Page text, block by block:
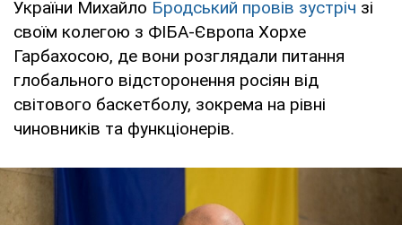
України Михайло Бродський провів зустріч зі
своїм колегою з ФІБА-Європа Хорхе
Гарбахосою, де вони розглядали питання
глобального відсторонення росіян від
світового баскетболу, зокрема на рівні
чиновників та функціонерів.